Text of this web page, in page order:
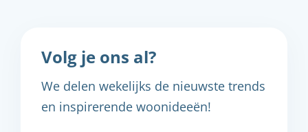
Volg je ons al?
We delen wekelijks de nieuwste trends
en inspirerende woonideeën!